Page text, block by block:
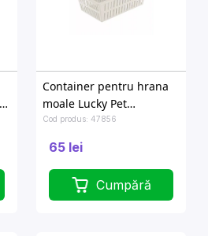
Container pentru hrana
moale Lucky Pet
26.8X15X8.3cm cu
separatoare
Cod produs: 47856
65 lei
Cumpără